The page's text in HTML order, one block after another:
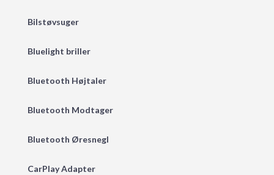
Bilstøvsuger
Bluelight briller
Bluetooth Højtaler
Bluetooth Modtager
Bluetooth Øresnegl
CarPlay Adapter